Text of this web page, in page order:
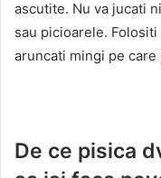
ascutite. Nu va jucati
sau picioarele.
aruncati mingi pe care
De ce pisica